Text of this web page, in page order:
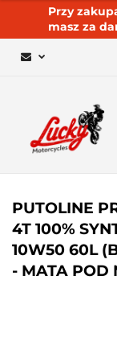
Przy
masz za
PUTOLINE
4T 100%
10W50 60L
- MATA POD